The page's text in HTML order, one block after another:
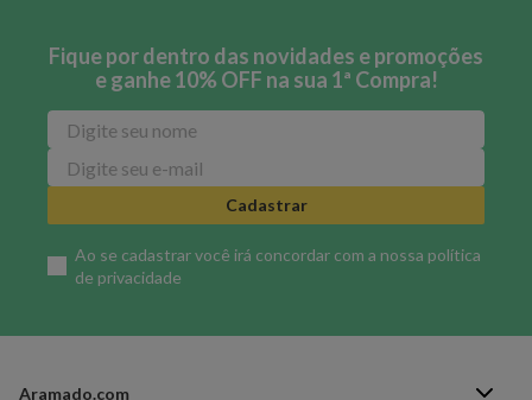
Fique por dentro das novidades e promoções
e ganhe 10% OFF na sua 1ª Compra!
Cadastrar
Ao se cadastrar você irá concordar com a nossa política
de privacidade
Aramado.com